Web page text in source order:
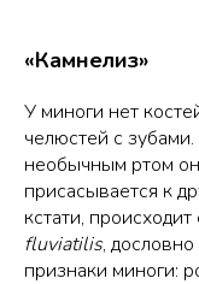
«Камнелиз»
У миноги нет
челюстей с
необычным ртом
присасывается к
кстати,
fluviatilis,
признаки миноги: